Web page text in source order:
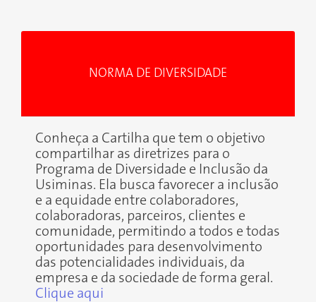
NORMA DE DIVERSIDADE
Conheça a Cartilha que tem o objetivo
compartilhar as diretrizes para o
Programa de Diversidade e Inclusão da
Usiminas. Ela busca favorecer a inclusão
e a equidade entre colaboradores,
colaboradoras, parceiros, clientes e
comunidade, permitindo a todos e todas
oportunidades para desenvolvimento
das potencialidades individuais, da
empresa e da sociedade de forma geral.
Clique aqui